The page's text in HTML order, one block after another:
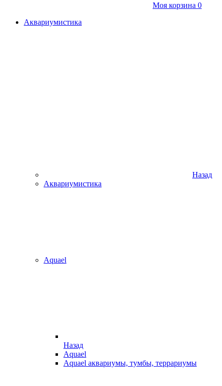
Моя корзина 0
Аквариумистика
Назад
Аквариумистика
Aquael
Назад
Aquael
Aquael аквариумы, тумбы, террариумы